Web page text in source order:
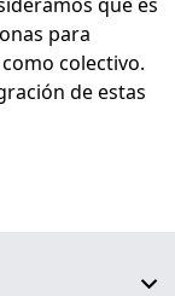
para
colectivo.
de estas